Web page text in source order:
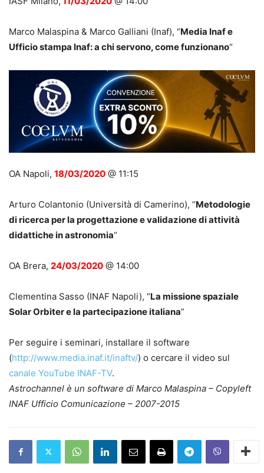
Marco Malaspina & Marco Galliani (Inaf), “Media Inaf e
Ufficio stampa Inaf: a chi servono, come funzionano“
OA Napoli, 18/03/2020 @ 11:15
Arturo Colantonio (Università di Camerino), “Metodologie
di ricerca per la progettazione e validazione di attività
didattiche in astronomia“
OA Brera, 24/03/2020 @ 14:00
Clementina Sasso (INAF Napoli), “La missione spaziale
Solar Orbiter e la partecipazione italiana”
Per seguire i seminari, installare il software
(http://www.media.inaf.it/inaftv/) o cercare il video sul
canale YouTube INAF-TV.
Astrochannel è un software di Marco Malaspina – Copyleft
INAF Ufficio Comunicazione – 2007-2015